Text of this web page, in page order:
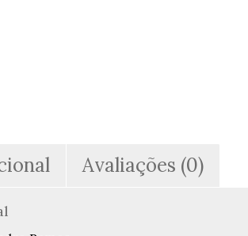
Avaliações (0)